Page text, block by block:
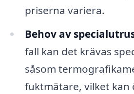
priserna variera.
Behov av
fall kan det krävas
såsom
fuktmätare, vilket kan